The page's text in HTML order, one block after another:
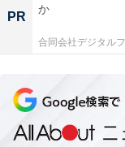
ラとアウトカメ
かと思います」
てバッテリーに力
待しています」
りました。
PR
か
合同会社デジタル